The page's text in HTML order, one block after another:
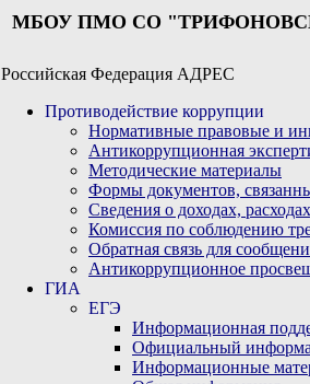
МБОУ ПМО СО
Российская Федерация АДРЕС
Противодействие коррупции
Нормативные правовые и
Антикоррупционная
Методические материалы
Формы документов,
Сведения о доходах,
Комиссия по соблюдению
Обратная связь для
Антикоррупционное
ГИА
ЕГЭ
Информационная
Официальный
Информационные